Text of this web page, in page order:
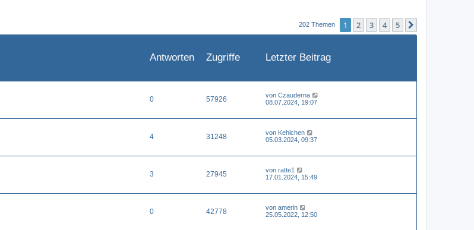
202 Themen 1 2 3 4 5
Antworten Zugriffe Letzter Beitrag
0 57926 von Czauderna
08.07.2024, 19:07
4 31248 von Kehlchen
05.03.2024, 09:37
3 27945 von ratte1
17.01.2024, 15:49
0 42778 von amerin
25.05.2022, 12:50